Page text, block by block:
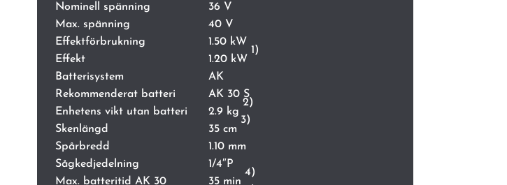
Nominell spänning
36 V
Max. spänning
40 V
Effektförbrukning
1.50 kW
Effekt
1.20 kW
1)
Batterisystem
AK
Rekommenderat batteri
AK 30 S
Enhetens vikt utan batteri
2.9 kg
2)
Skenlängd 35 cm
3)
Spårbredd
1.10 mm
Sågkedjedelning
1/4″P
Max. batteritid AK 30
35 min
4)